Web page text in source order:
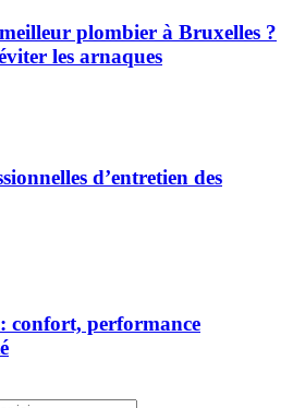
plombier à Bruxelles ?
les arnaques
d’entretien des
confort, performance